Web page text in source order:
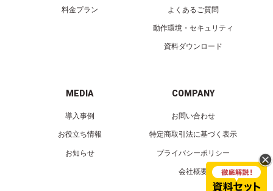
料金プラン よくあるご質問
動作環境・セキュリティ
資料ダウンロード
MEDIA
導入事例
お役立ち情報
お知らせ
COMPANY
お問い合わせ
特定商取引法に基づく表示
プライバシーポリシー
会社概要